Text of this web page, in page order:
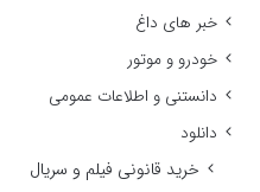
خبر های داغ
خودرو و موتور
دانستنی و اطلاعات عمومی
دانلود
خرید قانونی فیلم و سریال